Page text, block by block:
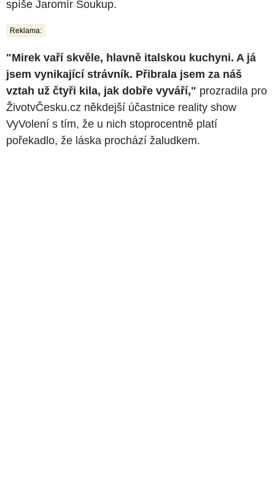
spíše Jaromír Soukup.
Reklama:
"Mirek vaří skvěle, hlavně italskou kuchyni. A já
jsem vynikající strávník. Přibrala jsem za náš
vztah už čtyři kila, jak dobře vyváří," prozradila pro
ŽivotvČesku.cz někdejší účastnice reality show
VyVolení s tím, že u nich stoprocentně platí
pořekadlo, že láska prochází žaludkem.